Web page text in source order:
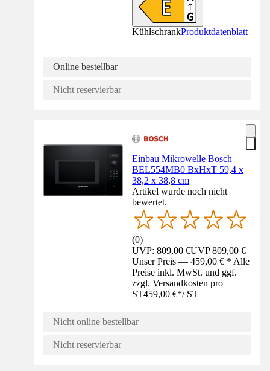
KühlschrankProduktdatenblatt
Online bestellbar
Nicht reservierbar
Einbau Mikrowelle Bosch
BEL554MB0 BxHxT 59,4 x
38,2 x 38,8 cm
Artikel wurde noch nicht
bewertet.
(0)
UVP: 809,00 €UVP809,00 €
Unser Preis — 459,00 € * Alle
Preise inkl. MwSt. und ggf.
zzgl. Versandkosten pro
ST459,00 €*/ ST
Nicht online bestellbar
Nicht reservierbar